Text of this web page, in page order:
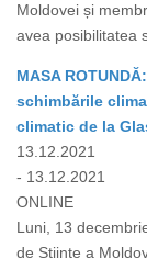
Moldovei și
avea posibilitatea
MASA
schimbările
climatic de la
13.12.2021
- 13.12.2021
ONLINE
Luni, 13
de Științe a